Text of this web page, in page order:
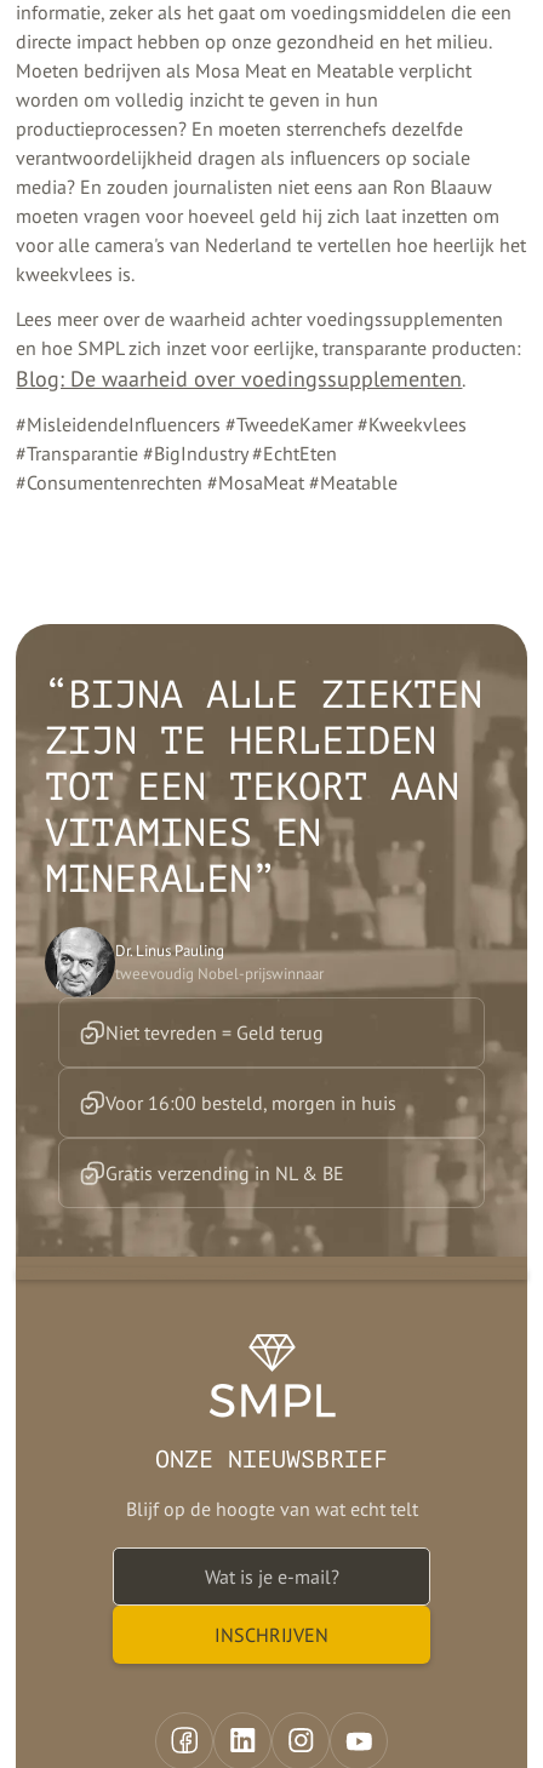
informatie, zeker als het gaat om voedingsmiddelen die een
directe impact hebben op onze gezondheid en het milieu.
Moeten bedrijven als Mosa Meat en Meatable verplicht
worden om volledig inzicht te geven in hun
productieprocessen? En moeten sterrenchefs dezelfde
verantwoordelijkheid dragen als influencers op sociale
media? En zouden journalisten niet eens aan Ron Blaauw
moeten vragen voor hoeveel geld hij zich laat inzetten om
voor alle camera's van Nederland te vertellen hoe heerlijk het
kweekvlees is.
Lees meer over de waarheid achter voedingssupplementen
en hoe SMPL zich inzet voor eerlijke, transparante producten:
Blog: De waarheid over voedingssupplementen.
#MisleidendeInfluencers #TweedeKamer #Kweekvlees
#Transparantie #BigIndustry #EchtEten
#Consumentenrechten #MosaMeat #Meatable
“BIJNA ALLE ZIEKTEN
ZIJN TE HERLEIDEN
TOT EEN TEKORT AAN
VITAMINES EN
MINERALEN”
Dr. Linus Pauling
tweevoudig Nobel-prijswinnaar
Niet tevreden = Geld terug
Voor 16:00 besteld, morgen in huis
Gratis verzending in NL & BE
ONZE NIEUWSBRIEF
Blijf op de hoogte van wat echt telt